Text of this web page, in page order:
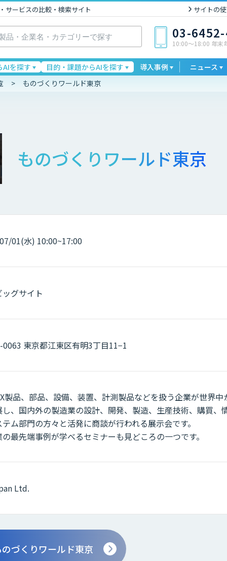
サービスの比較・検索サイト サイトの
03-
10:00〜18:00 年末
AIを探す 目的・課題からAIを探す 導入事例
ニュース
ものづくりワールド東京
ものづくりワールド東京
01(水) 10:00~17:00
グサイト
東京都江東区有明3丁目11−1
製品、部品、設備、装置、計測製品などを扱う企業が世界中
、国内外の製造業の設計、開発、製造、生産技術、購買、
ム部門の方々と活発に商談が行われる展示会です。
最先端事例が学べるセミナーも見どころの一つです。
Ltd.
づくりワールド東京